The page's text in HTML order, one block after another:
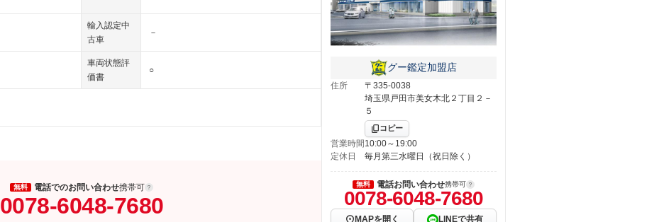
輸入認定中
古車
－
車両状態評
価書
○
無料 電話でのお問い合わせ携帯可
0078-6048-7680
グー鑑定加盟店
住所
〒335-0038
埼玉県戸田市美女木北２丁目２－
５
コピー
営業時間10:00～19:00
定休日
毎月第三水曜日（祝日除く）
無料 電話お問い合わせ携帯可
0078-6048-7680
MAPを開く
LINEで共有